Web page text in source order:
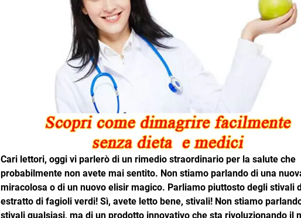
Cari lettori, oggi vi parlerò di un rimedio straordinario per la salute che
probabilmente non avete mai sentito. Non stiamo parlando di una
miracolosa o di un nuovo elisir magico. Parliamo piuttosto degli stivali
estratto di fagioli verdi! Sì, avete letto bene, stivali! Non stiamo
stivali qualsiasi, ma di un prodotto innovativo che sta rivoluzionando il